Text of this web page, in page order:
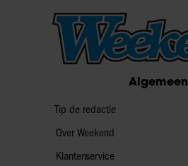
Algemeen
Tip de redactie
Over Weekend
Klantenservice